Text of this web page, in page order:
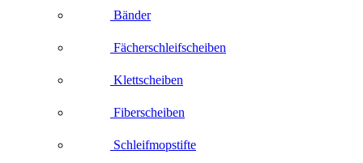
Bänder
Fächerschleifscheiben
Klettscheiben
Fiberscheiben
Schleifmopstifte